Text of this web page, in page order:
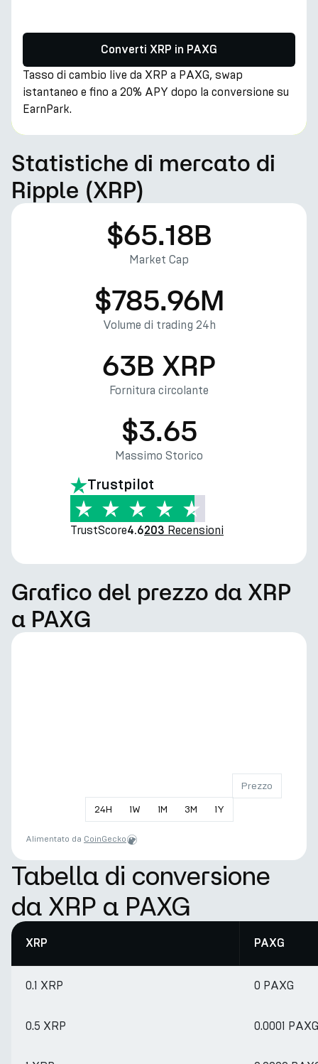
Converti XRP in PAXG
Tasso di cambio live da XRP a PAXG, swap
istantaneo e fino a 20% APY dopo la conversione su
EarnPark.
Statistiche di mercato di
Ripple (XRP)
$65.18B
Market Cap
$785.96M
Volume di trading 24h
63B XRP
Fornitura circolante
$3.65
Massimo Storico
Trustpilot
TrustScore4.6203 Recensioni
Grafico del prezzo da XRP
a PAXG
24H 1W 1M 3M 1Y
Prezzo
Alimentato da CoinGecko
Tabella di conversione
da XRP a PAXG
XRP PAXG
0.1 XRP 0 PAXG
0.5 XRP 0.0001 PAXG